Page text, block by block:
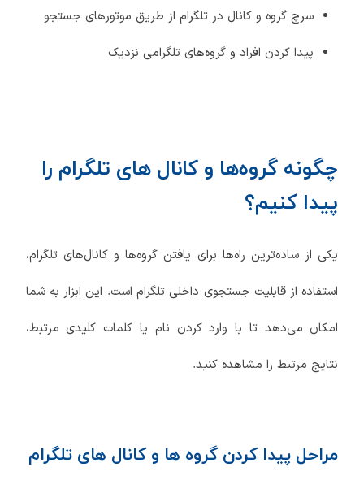
سرچ گروه و کانال در تلگرام از طریق موتورهای جستجو
پیدا کردن افراد و گروه‌های تلگرامی نزدیک
چگونه گروه‌ها و کانال های تلگرام را
پیدا کنیم؟
یکی از ساده‌ترین راه‌ها برای یافتن گروه‌ها و کانال‌های تلگرام،
استفاده از قابلیت جستجوی داخلی تلگرام است. این ابزار به شما
امکان می‌دهد تا با وارد کردن نام یا کلمات کلیدی مرتبط،
نتایج مرتبط را مشاهده کنید.
مراحل پیدا کردن گروه ها و کانال های تلگرام